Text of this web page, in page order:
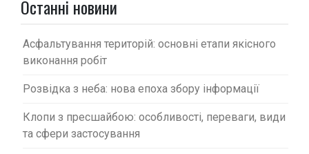
Останні новини
Асфальтування територій: основні етапи якісного
виконання робіт
Розвідка з неба: нова епоха збору інформації
Клопи з пресшайбою: особливості, переваги, види
та сфери застосування